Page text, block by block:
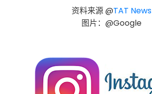
资料来源 @TAT News
图片：@Google